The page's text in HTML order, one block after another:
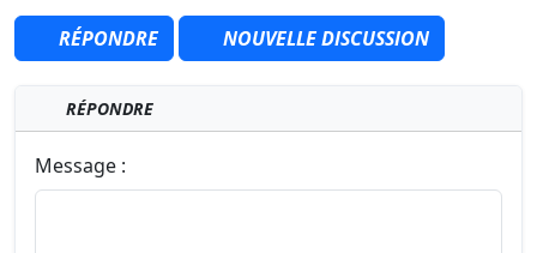
RÉPONDRE NOUVELLE DISCUSSION
RÉPONDRE
Message :